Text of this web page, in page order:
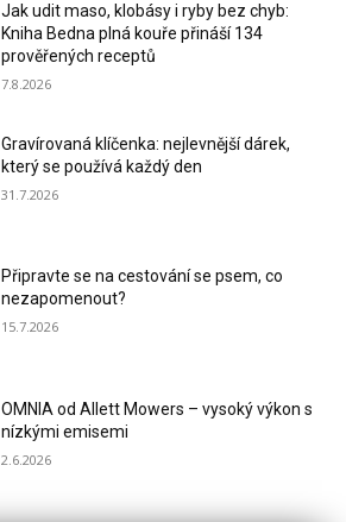
Jak udit maso, klobásy i ryby bez chyb:
Kniha Bedna plná kouře přináší 134
prověřených receptů
7.8.2026
Gravírovaná klíčenka: nejlevnější dárek,
který se používá každý den
31.7.2026
Připravte se na cestování se psem, co
nezapomenout?
15.7.2026
OMNIA od Allett Mowers – vysoký výkon s
nízkými emisemi
2.6.2026